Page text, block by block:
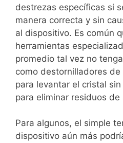
destrezas específicas si
manera correcta y sin
al dispositivo. Es común
herramientas
promedio tal vez no
como destornilladores
para levantar el cristal
para eliminar residuos de
Para algunos, el simple
dispositivo aún más